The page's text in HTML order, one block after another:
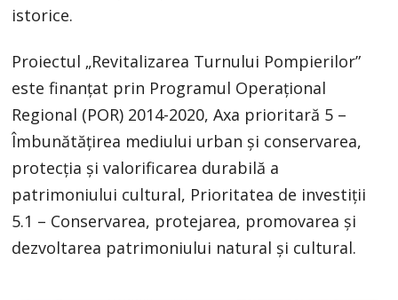
istorice.
Proiectul „Revitalizarea Turnului Pompierilor”
este finanțat prin Programul Operaţional
Regional (POR) 2014-2020, Axa prioritară 5 –
Îmbunătăţirea mediului urban şi conservarea,
protecţia şi valorificarea durabilă a
patrimoniului cultural, Prioritatea de investiții
5.1 – Conservarea, protejarea, promovarea și
dezvoltarea patrimoniului natural și cultural.